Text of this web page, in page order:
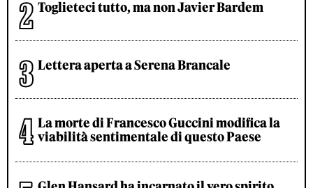
Toglieteci tutto, ma non Javier Bardem
Lettera aperta a Serena Brancale
La morte di Francesco Guccini modifica la
viabilità sentimentale di questo Paese